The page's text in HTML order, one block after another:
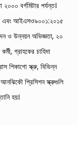
২০০০ বর্গমিটার পর্যন্ত।
এবং আইএসও৯০০১:২০১৫
ও উন্নয়ন অভিজ্ঞতা, ২০
গ্রাহকের চাহিদা
শিকাগো স্ক্রু, বিভিন্ন
প্রিসিশন স্ক্রুগুলি
হয়।